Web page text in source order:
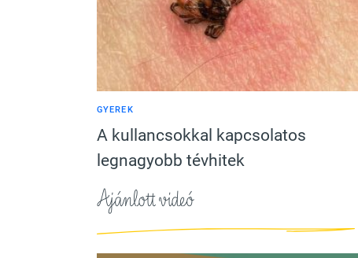
GYEREK
A kullancsokkal kapcsolatos
legnagyobb tévhitek
Ajánlott videó